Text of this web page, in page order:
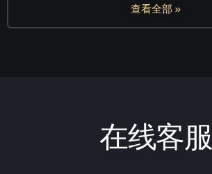
查看全部 »
在线客服